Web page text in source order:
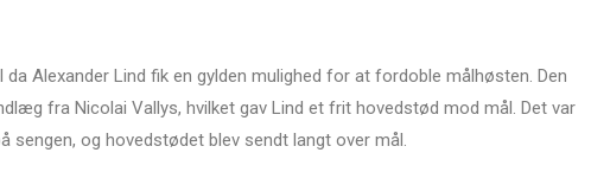
Alexander Lind fik en gylden mulighed for at fordoble målhøsten. Den
fra Nicolai Vallys, hvilket gav Lind et frit hovedstød mod mål. Det var
sengen, og hovedstødet blev sendt langt over mål.